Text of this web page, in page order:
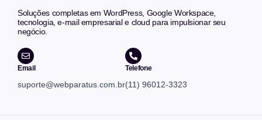
Soluções completas em WordPress, Google Workspace,
tecnologia, e-mail empresarial e cloud para impulsionar seu
negócio.
Email
suporte@webparatus.com.br
Telefone
(11) 96012-3323